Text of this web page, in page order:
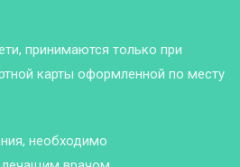
принимаются только при
карты оформленной по месту
необходимо